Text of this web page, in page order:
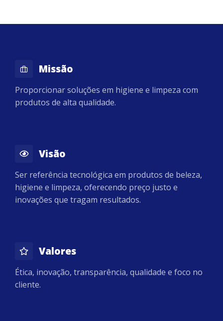
Missão
Proporcionar soluções em higiene e limpeza com
produtos de alta qualidade.
Visão
Ser referência tecnológica em produtos de beleza,
higiene e limpeza, oferecendo preço justo e
inovações que tragam resultados.
Valores
Ética, inovação, transparência, qualidade e foco no
cliente.